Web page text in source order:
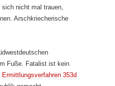
nicht mal trauen,
Arschkriecherische
Fuße. Fatalist ist kein
Ermittlungsverfahren 353d